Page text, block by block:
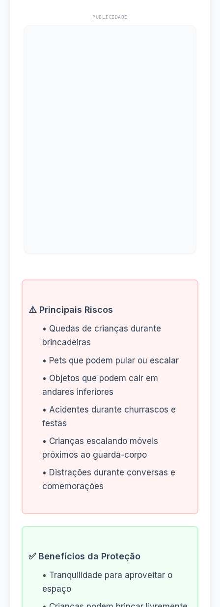
PUBLICIDADE
⚠️ Principais Riscos
• Quedas de crianças durante
brincadeiras
• Pets que podem pular ou escalar
• Objetos que podem cair em
andares inferiores
• Acidentes durante churrascos e
festas
• Crianças escalando móveis
próximos ao guarda-corpo
• Distrações durante conversas e
comemorações
✅ Benefícios da Proteção
• Tranquilidade para aproveitar o
espaço